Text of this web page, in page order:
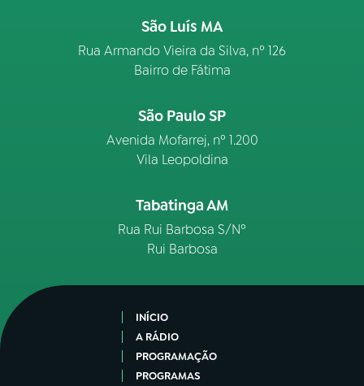
São Luís MA
Rua Armando Vieira da Silva, nº 126
Bairro de Fátima
São Paulo SP
Avenida Mofarrej, nº 1.200
Vila Leopoldina
Tabatinga AM
Rua Rui Barbosa S/Nº
Rui Barbosa
INÍCIO
A RÁDIO
PROGRAMAÇÃO
PROGRAMAS